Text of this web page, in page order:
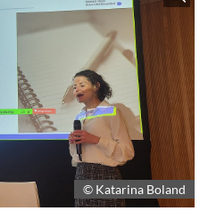
© Katarina Boland